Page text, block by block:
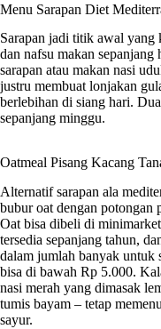
Menu Sarapan Diet
Sarapan jadi titik awal yang
dan nafsu makan
sarapan atau makan nasi
justru membuat lonjakan
berlebihan di siang hari.
sepanjang minggu.
Oatmeal Pisang Kacang
Alternatif sarapan ala
bubur oat dengan potongan
Oat bisa dibeli di
tersedia sepanjang tahun,
dalam jumlah banyak untuk
bisa di bawah Rp 5.000.
nasi merah yang dimasak
tumis bayam – tetap
sayur.